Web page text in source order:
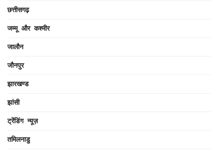
छत्तीसगढ़
जम्मू और कश्मीर
जालौन
जौनपुर
झारखण्ड
झांसी
ट्रेंडिंग न्यूज़
तमिलनाडु